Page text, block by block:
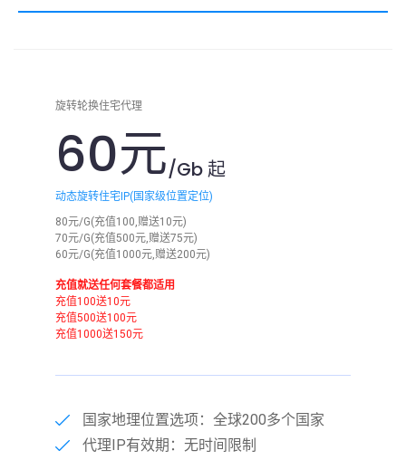
旋转轮换住宅代理
60元/Gb 起
动态旋转住宅IP(国家级位置定位)
80元/G(充值100,赠送10元)
70元/G(充值500元,赠送75元)
60元/G(充值1000元,赠送200元)
充值就送任何套餐都适用
充值100送10元
充值500送100元
充值1000送150元
国家地理位置选项：全球200多个国家
代理IP有效期：无时间限制